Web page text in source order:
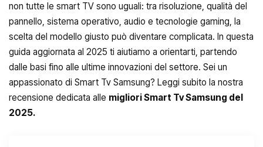
non tutte le smart TV sono uguali: tra risoluzione, qualità del
pannello, sistema operativo, audio e tecnologie gaming, la
scelta del modello giusto può diventare complicata. In questa
guida aggiornata al 2025 ti aiutiamo a orientarti, partendo
dalle basi fino alle ultime innovazioni del settore. Sei un
appassionato di Smart Tv Samsung? Leggi subito la nostra
recensione dedicata alle migliori Smart Tv Samsung del
2025.